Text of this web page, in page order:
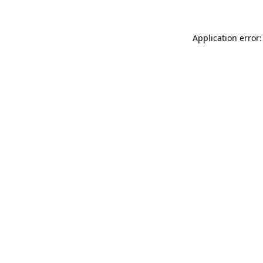
Application